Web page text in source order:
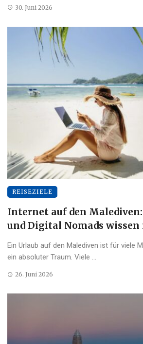
30. Juni 2026
REISEZIELE
Internet auf den
und Digital Nomads wissen
Ein Urlaub auf den Malediven ist für viele
ein absoluter Traum. Viele ...
26. Juni 2026